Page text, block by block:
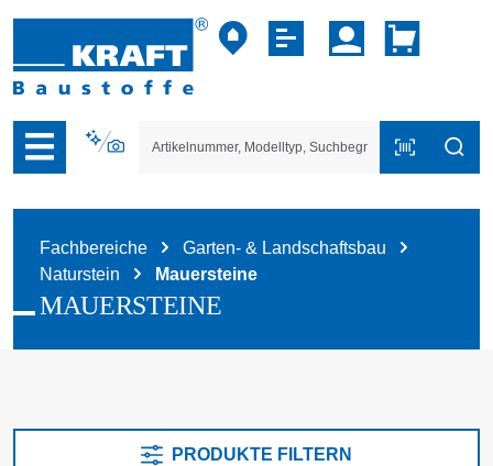
der B2B-Plattform springen
Fachbereiche
Garten- & Landschaftsbau
Naturstein
Mauersteine
MAUERSTEINE
PRODUKTE FILTERN